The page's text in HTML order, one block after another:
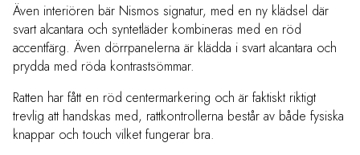
Även interiören bär Nismos signatur, med en ny klädsel där
svart alcantara och syntetläder kombineras med en röd
accentfärg. Även dörrpanelerna är klädda i svart alcantara och
prydda med röda kontrastsömmar.
Ratten har fått en röd centermarkering och är faktiskt riktigt
trevlig att handskas med, rattkontrollerna består av både fysiska
knappar och touch vilket fungerar bra.